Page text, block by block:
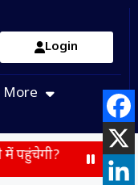
Login
More
छात्रों पर कार्रवाई को